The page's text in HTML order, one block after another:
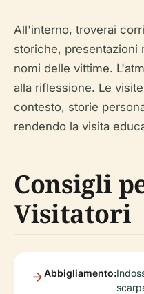
All'interno, troverai
storiche, presentazioni
nomi delle vittime.
alla riflessione. Le
contesto, storie
rendendo la visita
Consigli
Visitatori
Abbigliamento: